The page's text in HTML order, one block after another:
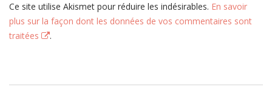
Ce site utilise Akismet pour réduire les indésirables. En savoir
plus sur la façon dont les données de vos commentaires sont
traitées
.